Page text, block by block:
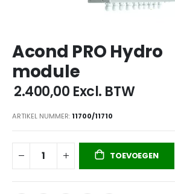
naar
het
begin
van
de
afbeeldingen-
Acond PRO Hydro
module
€ 2.400,00 Excl. BTW
ARTIKEL NUMMER 11700/11710
TOEVOEGEN